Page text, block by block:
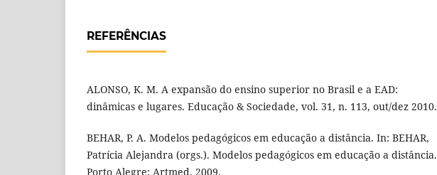
REFERÊNCIAS
ALONSO, K. M. A expansão do ensino superior no Brasil e a EAD:
dinâmicas e lugares. Educação & Sociedade, vol. 31, n. 113, out/dez 2010.
BEHAR, P. A. Modelos pedagógicos em educação a distância. In: BEHAR,
Patrícia Alejandra (orgs.). Modelos pedagógicos em educação a distância.
Porto Alegre: Artmed, 2009.